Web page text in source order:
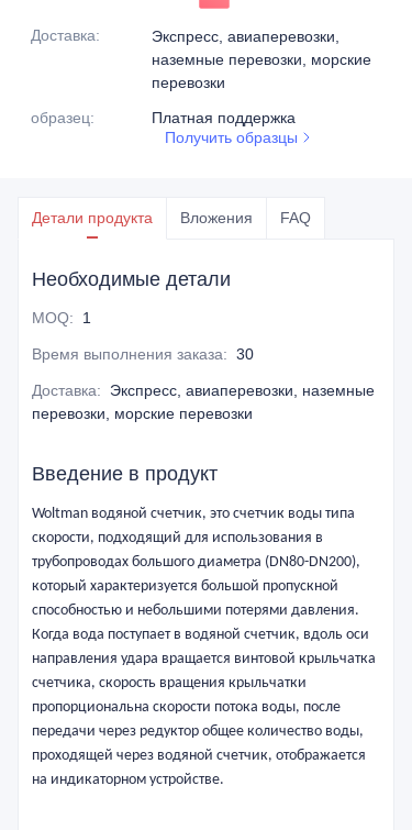
Доставка:
Экспресс, авиаперевозки,
наземные перевозки, морские
перевозки
образец:
Платная поддержка
Получить образцы
Детали продукта Вложения FAQ
Необходимые детали
MOQ: 1
Время выполнения заказа: 30
Доставка:
Экспресс, авиаперевозки, наземные
перевозки, морские перевозки
Введение в продукт
Woltman водяной счетчик, это счетчик воды типа
скорости, подходящий для использования в
трубопроводах большого диаметра (DN80-DN200),
который характеризуется большой пропускной
способностью и небольшими потерями давления.
Когда вода поступает в водяной счетчик, вдоль оси
направления удара вращается винтовой крыльчатка
счетчика, скорость вращения крыльчатки
пропорциональна скорости потока воды, после
передачи через редуктор общее количество воды,
проходящей через водяной счетчик, отображается
на индикаторном устройстве.